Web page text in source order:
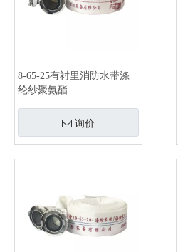
8-65-25有衬里消防水带涤
纶纱聚氨酯
询价